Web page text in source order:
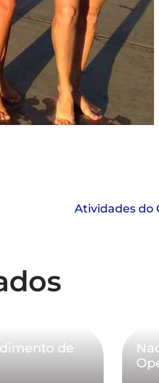
Atividades do
de